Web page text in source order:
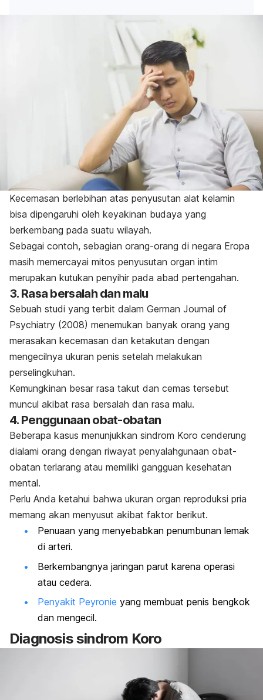
Kecemasan berlebihan atas penyusutan alat kelamin
bisa dipengaruhi oleh keyakinan budaya yang
berkembang pada suatu wilayah.
Sebagai contoh, sebagian orang-orang di negara Eropa
masih memercayai mitos penyusutan organ intim
merupakan kutukan penyihir pada abad pertengahan.
3. Rasa bersalah dan malu
Sebuah studi yang terbit dalam German Journal of
Psychiatry (2008) menemukan banyak orang yang
merasakan kecemasan dan ketakutan dengan
mengecilnya ukuran penis setelah melakukan
perselingkuhan.
Kemungkinan besar rasa takut dan cemas tersebut
muncul akibat rasa bersalah dan rasa malu.
4. Penggunaan obat-obatan
Beberapa kasus menunjukkan sindrom Koro cenderung
dialami orang dengan riwayat penyalahgunaan obat-
obatan terlarang atau memiliki gangguan kesehatan
mental.
Perlu Anda ketahui bahwa ukuran organ reproduksi pria
memang akan menyusut akibat faktor berikut.
Penuaan yang menyebabkan penumbunan lemak
di arteri.
Berkembangnya jaringan parut karena operasi
atau cedera.
Penyakit Peyronie yang membuat penis bengkok
dan mengecil.
Diagnosis sindrom Koro